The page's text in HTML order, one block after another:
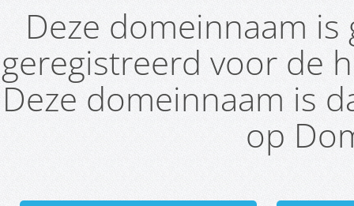
Deze domeinnaam
geregistreerd voor de
Deze domeinnaam is
op